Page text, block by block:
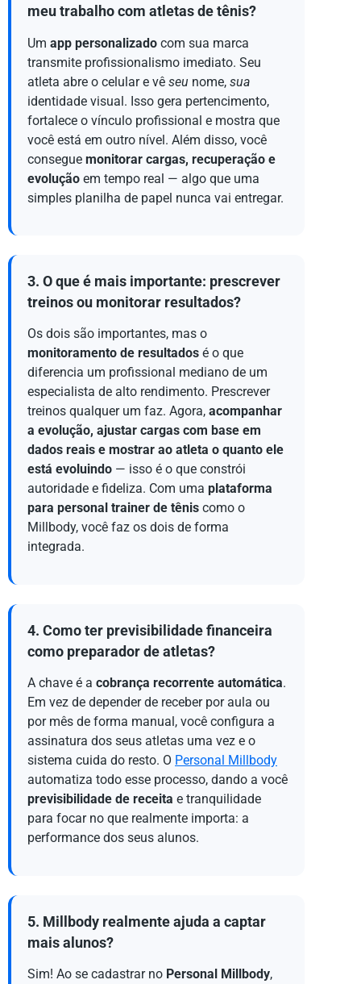
meu trabalho com atletas de tênis?
Um app personalizado com sua marca
transmite profissionalismo imediato. Seu
atleta abre o celular e vê seu nome, sua
identidade visual. Isso gera pertencimento,
fortalece o vínculo profissional e mostra que
você está em outro nível. Além disso, você
consegue monitorar cargas, recuperação e
evolução em tempo real — algo que uma
simples planilha de papel nunca vai entregar.
3. O que é mais importante: prescrever
treinos ou monitorar resultados?
Os dois são importantes, mas o
monitoramento de resultados é o que
diferencia um profissional mediano de um
especialista de alto rendimento. Prescrever
treinos qualquer um faz. Agora, acompanhar
a evolução, ajustar cargas com base em
dados reais e mostrar ao atleta o quanto ele
está evoluindo — isso é o que constrói
autoridade e fideliza. Com uma plataforma
para personal trainer de tênis como o
Millbody, você faz os dois de forma
integrada.
4. Como ter previsibilidade financeira
como preparador de atletas?
A chave é a cobrança recorrente automática.
Em vez de depender de receber por aula ou
por mês de forma manual, você configura a
assinatura dos seus atletas uma vez e o
sistema cuida do resto. O Personal Millbody
automatiza todo esse processo, dando a você
previsibilidade de receita e tranquilidade
para focar no que realmente importa: a
performance dos seus alunos.
5. Millbody realmente ajuda a captar
mais alunos?
Sim! Ao se cadastrar no Personal Millbody,